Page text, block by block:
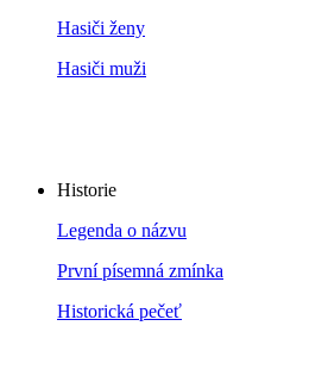
Hasiči ženy
Hasiči muži
Historie
Legenda o názvu
První písemná zmínka
Historická pečeť